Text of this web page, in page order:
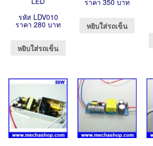
รหัส LDV010
ราคา 280 บาท
หยิบใส่รถเข็น
ราคา 350 บาท
หยิบใส่รถเข็น